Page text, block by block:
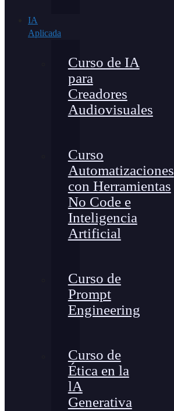
IA
Aplicada
Curso de IA
para
Creadores
Audiovisuales
Curso
Automatizaciones
con Herramientas
No Code e
Inteligencia
Artificial
Curso de
Prompt
Engineering
Curso de
Ética en la
lA
Generativa